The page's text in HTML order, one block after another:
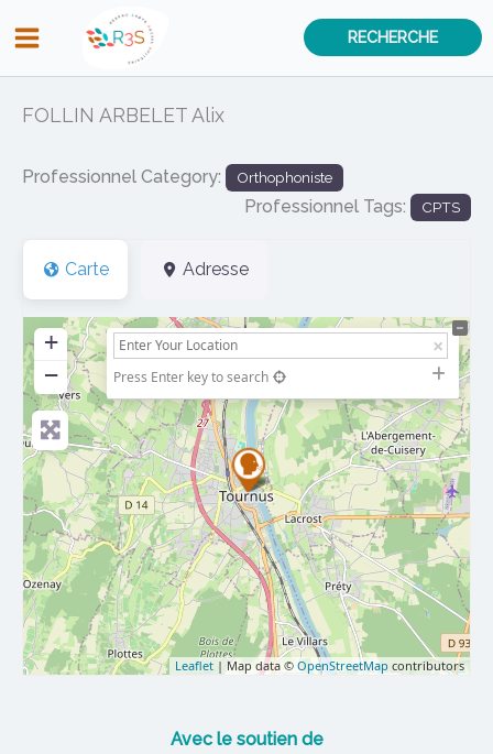
au
contenu
RECHERCHE
FOLLIN ARBELET Alix
Professionnel Category: Orthophoniste
Professionnel Tags: CPTS
Carte Adresse
+
−
Press Enter key to search
Leaflet | Map data © OpenStreetMap contributors
Avec le soutien de